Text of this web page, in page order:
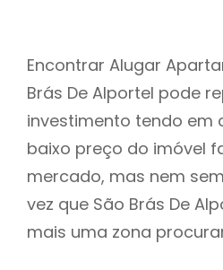
Encontrar Alugar
Brás De Alportel pode
investimento tendo
baixo preço do imóvel
mercado, mas nem
vez que São Brás De
mais uma zona